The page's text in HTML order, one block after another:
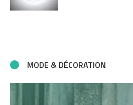
MODE & DÉCORATION